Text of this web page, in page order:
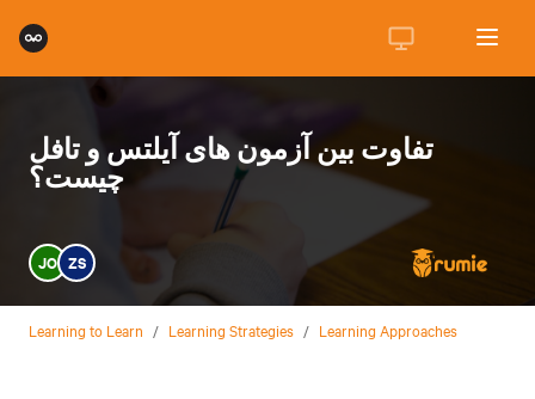
تفاوت بین آزمون های آیلتس و تافل
چیست؟
JO ZS
Learning to Learn / Learning Strategies / Learning Approaches